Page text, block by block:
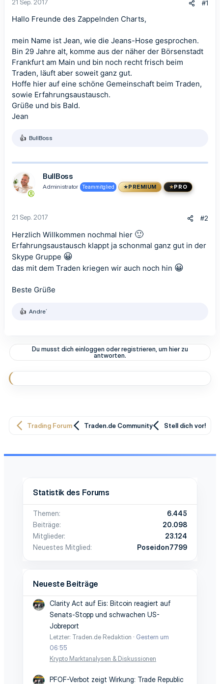
21 Sep. 2017 #1
Hallo Freunde des Zappelnden Charts,
mein Name ist Jean, wie die Jeans-Hose gesprochen.
Bin 29 Jahre alt, komme aus der näher der Börsenstadt
Frankfurt am Main und bin noch recht frisch beim
Traden, läuft aber soweit ganz gut.
Hoffe hier auf eine schöne Gemeinschaft beim Traden,
sowie Erfahrungsaustausch.
Grüße und bis Bald.
Jean
R
k
o
BullBoss
BullBoss
Administrator Teammitglied PREMIUM PRO
21 Sep. 2017 #2
Herzlich Willkommen nochmal hier 🙂
Erfahrungsaustausch klappt ja schonmal ganz gut in der
Skype Gruppe 😀
das mit dem Traden kriegen wir auch noch hin 😀
Beste Grüße
R
t
o
n
n
Andre´
Du musst dich einloggen oder registrieren, um hier zu
antworten.
Trading Forum Traden.de Community Stell dich vor!
Statistik des Forums
Themen
6.445
Beiträge
20.098
Mitglieder
23.124
Neuestes Mitglied
Poseidon7799
Neueste Beiträge
Clarity Act auf Eis: Bitcoin reagiert auf
Senats-Stopp und schwachen US-
Jobreport
Letzter: Traden.de Redaktion
Gestern um
06:55
Krypto Marktanalysen & Diskussionen
PFOF-Verbot zeigt Wirkung: Trade Republic